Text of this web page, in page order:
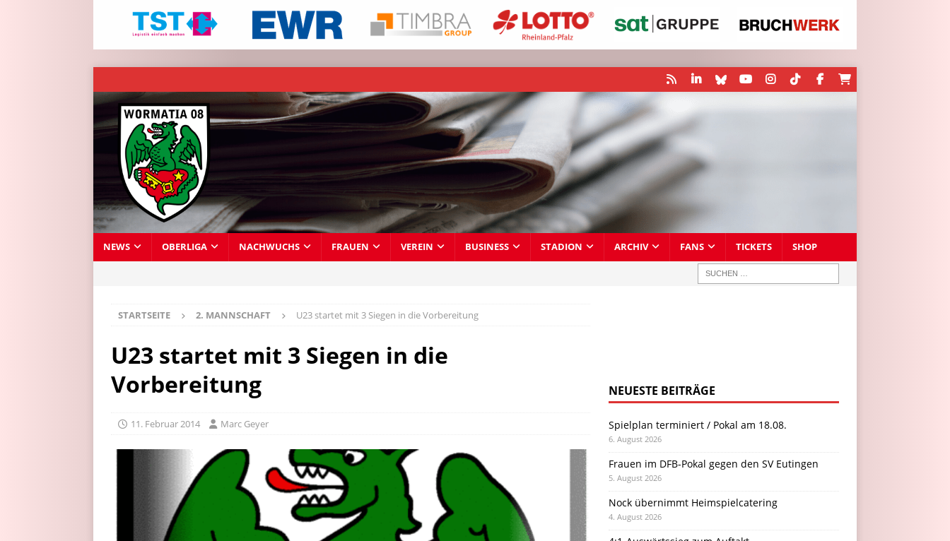
NEWS OBERLIGA NACHWUCHS FRAUEN VEREIN BUSINESS STADION ARCHIV FANS TICKETS SHOP
STARTSEITE 2. MANNSCHAFT U23 startet mit 3 Siegen in die Vorbereitung
U23 startet mit 3 Siegen in die
Vorbereitung
11. Februar 2014 Marc Geyer
NEUESTE BEITRÄGE
Spielplan terminiert / Pokal am 18.08.
6. August 2026
Frauen im DFB-Pokal gegen den SV Eutingen
5. August 2026
Nock übernimmt Heimspielcatering
4. August 2026